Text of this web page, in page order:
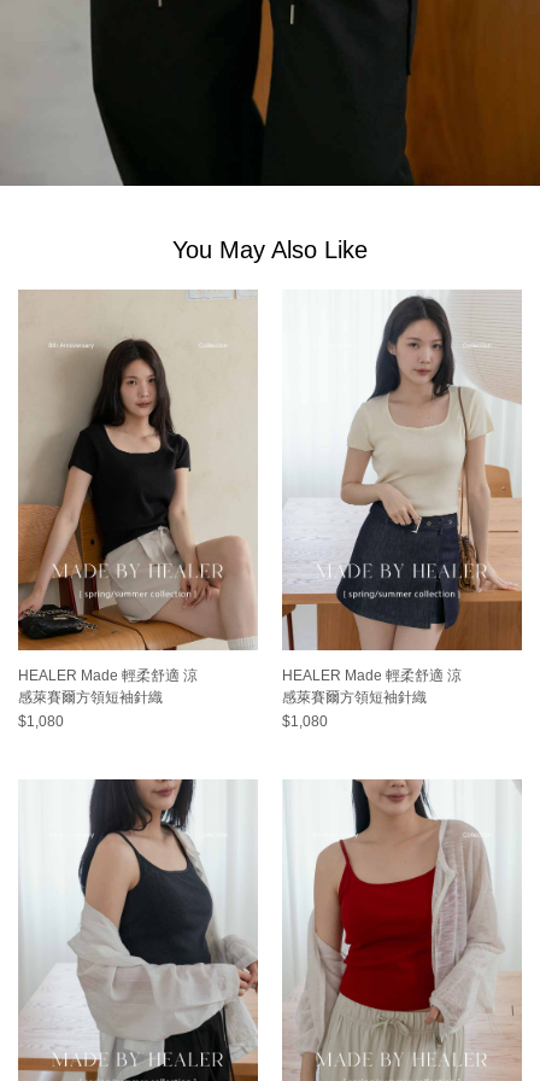
You May Also Like
HEALER Made 輕柔舒適 涼
感萊賽爾方領短袖針織
$1,080
HEALER Made 輕柔舒適 涼
感萊賽爾方領短袖針織
$1,080